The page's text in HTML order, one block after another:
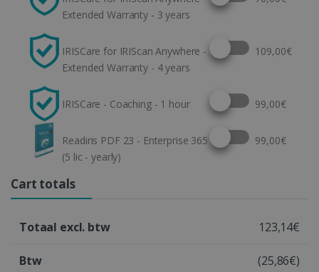
Extended Warranty - 3 years
IRISCare for IRIScan Anywhere -
Extended Warranty - 4 years
Select this option
109,00€
IRISCare - Coaching - 1 hour Select this option
99,00€
Readiris PDF 23 - Enterprise 365
(5 lic - yearly)
Select this option
99,00€
Cart totals
Totaal excl. btw 123,14€
Btw (25,86€)